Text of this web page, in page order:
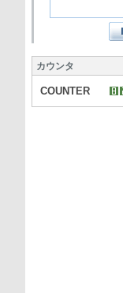
カウンタ
COUNTER